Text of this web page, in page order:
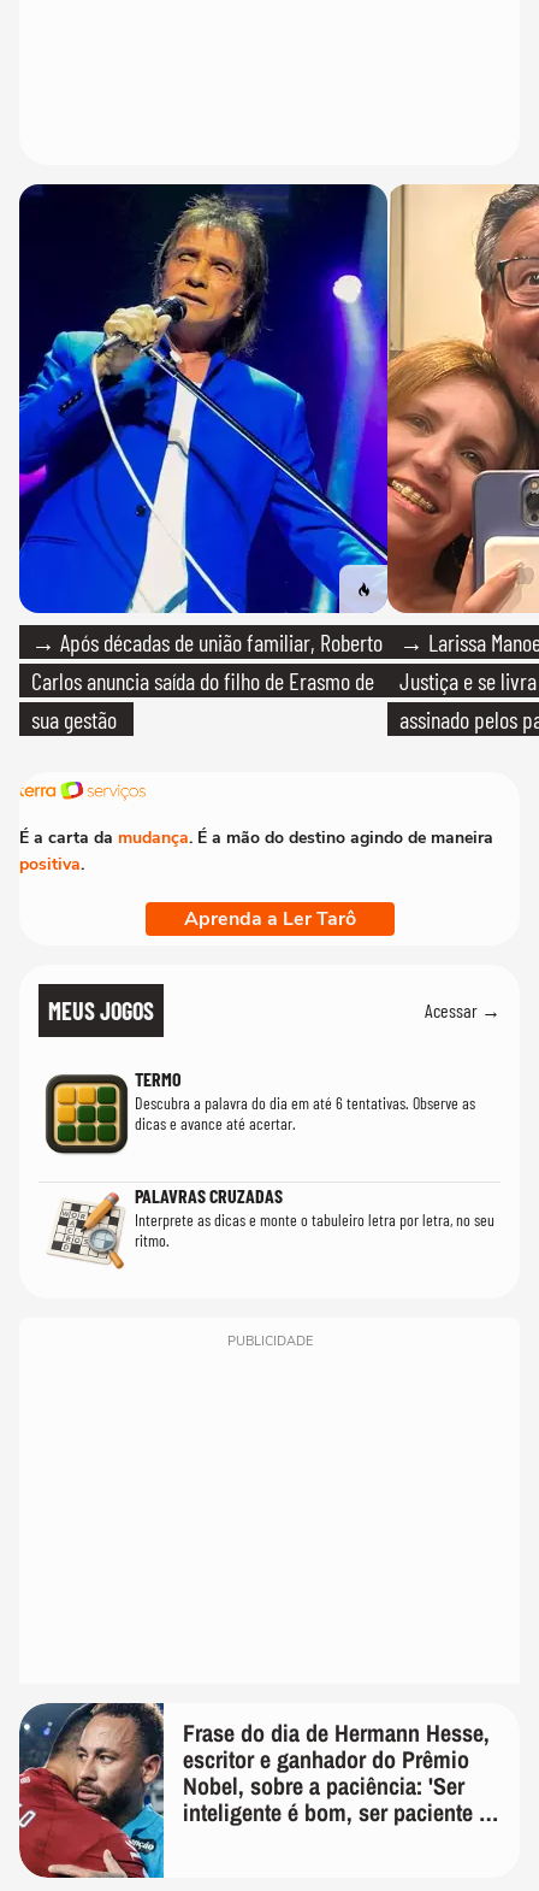
→ Após décadas de união familiar, Roberto
Carlos anuncia saída do filho de Erasmo de
sua gestão
→ Larissa
Justiça e se
assinado pelos
É a carta da mudança. É a mão do destino agindo de maneira
positiva.
Aprenda a Ler Tarô
MEUS JOGOS Acessar →
TERMO
Descubra a palavra do dia em até 6 tentativas. Observe as
dicas e avance até acertar.
PALAVRAS CRUZADAS
Interprete as dicas e monte o tabuleiro letra por letra, no seu
ritmo.
PUBLICIDADE
Frase do dia de Hermann Hesse,
escritor e ganhador do Prêmio
Nobel, sobre a paciência: 'Ser
inteligente é bom, ser paciente é